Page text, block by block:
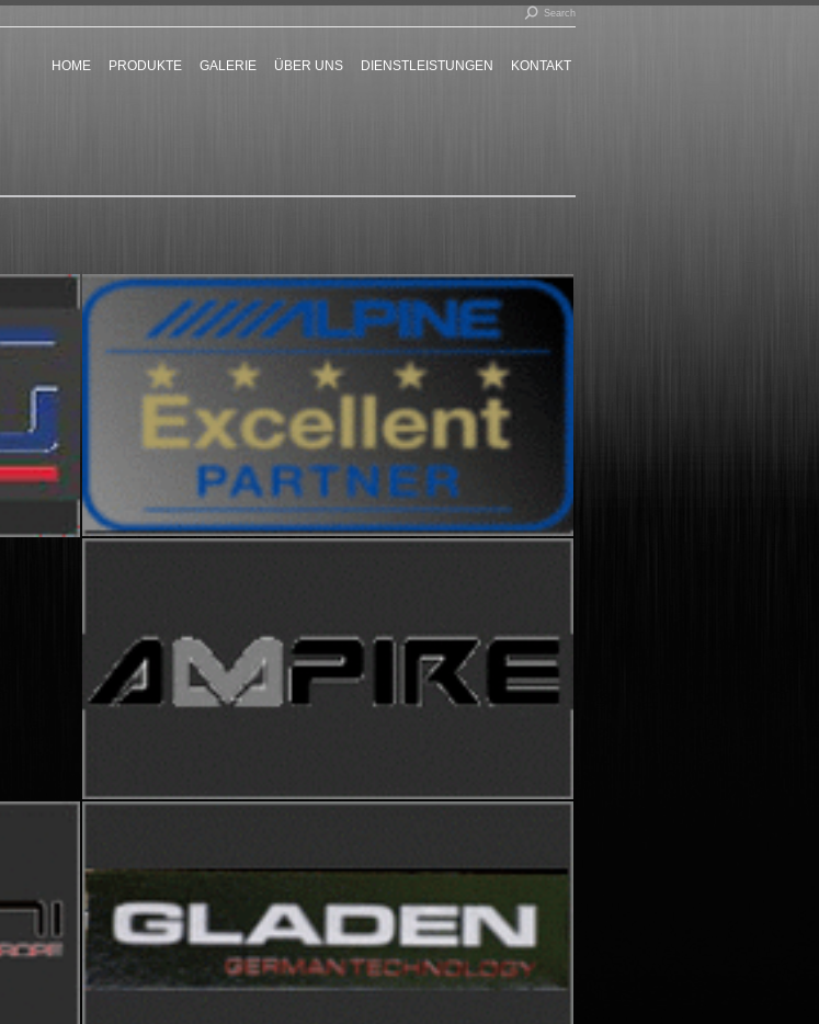
Search:Search
HOME PRODUKTE GALERIE ÜBER UNS DIENSTLEISTUNGEN KONTAKT